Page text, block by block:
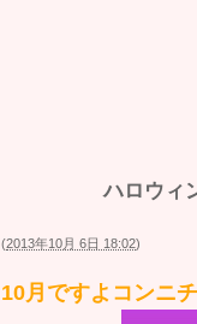
ハロウィ
(2013年10月 6日 18:02)
10月ですよコンニ